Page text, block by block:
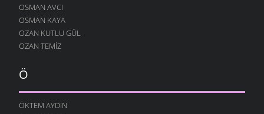
HEP SEN GELIRSIN
11 ARALIK 2007
SARHOŞ OLMUŞ
7 ARALIK 2007
ÇOK SEVERIM
29 KASIM 2007
29 KASIM 2007
OSMAN AVCI
OSMAN KAYA
OZAN KUTLU GÜL
OZAN TEMIZ
Ö
ÖKTEM AYDIN